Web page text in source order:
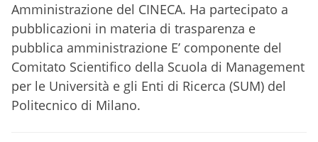
Amministrazione del CINECA. Ha partecipato a
pubblicazioni in materia di trasparenza e
pubblica amministrazione E’ componente del
Comitato Scientifico della Scuola di Management
per le Università e gli Enti di Ricerca (SUM) del
Politecnico di Milano.